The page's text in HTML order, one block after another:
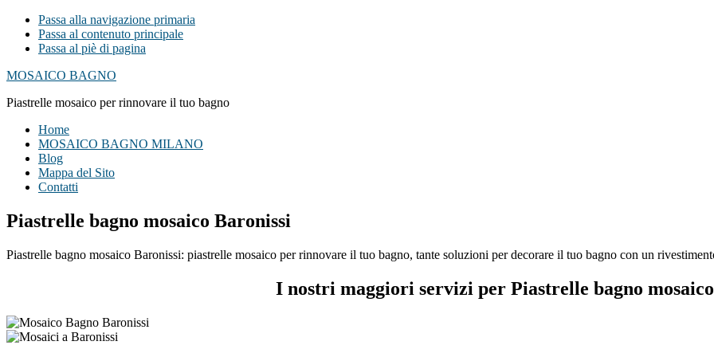
Passa alla navigazione primaria
Passa al contenuto principale
Passa al piè di pagina
MOSAICO BAGNO
Piastrelle mosaico per rinnovare il tuo bagno
Home
MOSAICO BAGNO MILANO
Blog
Mappa del Sito
Contatti
Piastrelle bagno mosaico Baronissi
Piastrelle bagno mosaico Baronissi: piastrelle mosaico per rinnovare il tuo bagno, tante soluzioni per decorare il tuo bagno con un
I nostri maggiori servizi per Piastrelle bagno